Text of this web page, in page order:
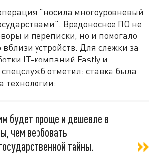
"носила многоуровневый
Вредоносное ПО не
и переписки, но и помогало
устройств. Для слежки за
IT-компаний Fastly и
отметил: ставка была
технологии:
будет проще и дешевле в
чем вербовать
тайны.